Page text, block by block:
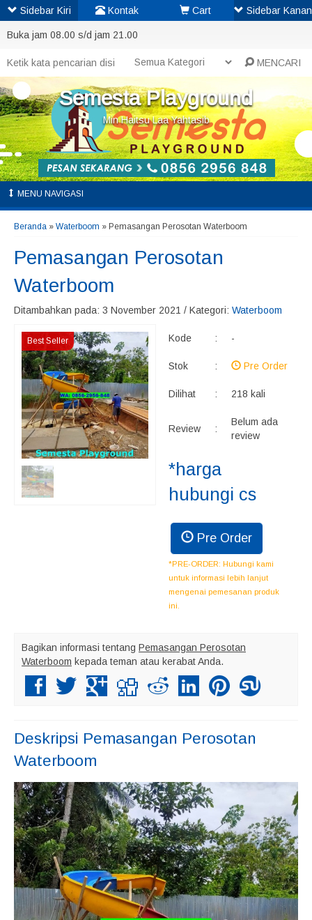
Buka jam 08.00 s/d jam 21.00
MENCARI
Semesta Playground
Min Haitsu Laa Yahtasib
MENU NAVIGASI
Beranda » Waterboom » Pemasangan Perosotan Waterboom
Pemasangan Perosotan
Waterboom
Ditambahkan pada: 3 November 2021 / Kategori: Waterboom
Best Seller Kode : -
Stok : Pre Order
Dilihat : 218 kali
Review :
Belum ada
review
*harga
hubungi cs
Pre Order
*PRE-ORDER: Hubungi kami
untuk informasi lebih lanjut
mengenai pemesanan produk
ini.
Bagikan informasi tentang Pemasangan Perosotan
Waterboom kepada teman atau kerabat Anda.
Deskripsi Pemasangan Perosotan
Waterboom
Sidebar Kiri Kontak Cart Sidebar Kanan